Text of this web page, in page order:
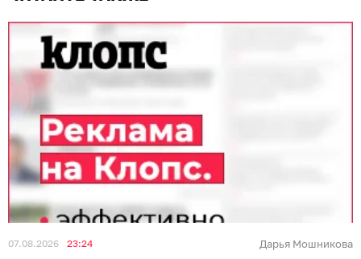
07.08.2026 23:24 Дарья Мошникова